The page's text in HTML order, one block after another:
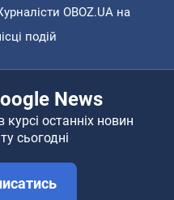
OBOZ.UA на
подій
News
останніх новин
сьогодні